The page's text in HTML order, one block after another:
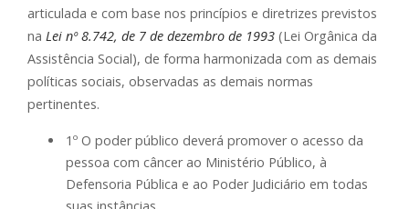
articulada e com base nos princípios e diretrizes previstos
na Lei nº 8.742, de 7 de dezembro de 1993 (Lei Orgânica da
Assistência Social), de forma harmonizada com as demais
políticas sociais, observadas as demais normas
pertinentes.
1º O poder público deverá promover o acesso da
pessoa com câncer ao Ministério Público, à
Defensoria Pública e ao Poder Judiciário em todas
suas instâncias.